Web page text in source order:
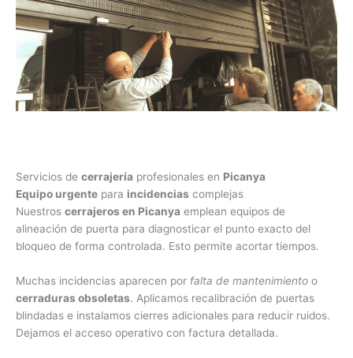
Servicios de cerrajería profesionales en Picanya
Equipo urgente para incidencias complejas
Nuestros cerrajeros en Picanya emplean equipos de
alineación de puerta para diagnosticar el punto exacto del
bloqueo de forma controlada. Esto permite acortar tiempos.
Muchas incidencias aparecen por falta de mantenimiento o
cerraduras obsoletas. Aplicamos recalibración de puertas
blindadas e instalamos cierres adicionales para reducir ruidos.
Dejamos el acceso operativo con factura detallada.